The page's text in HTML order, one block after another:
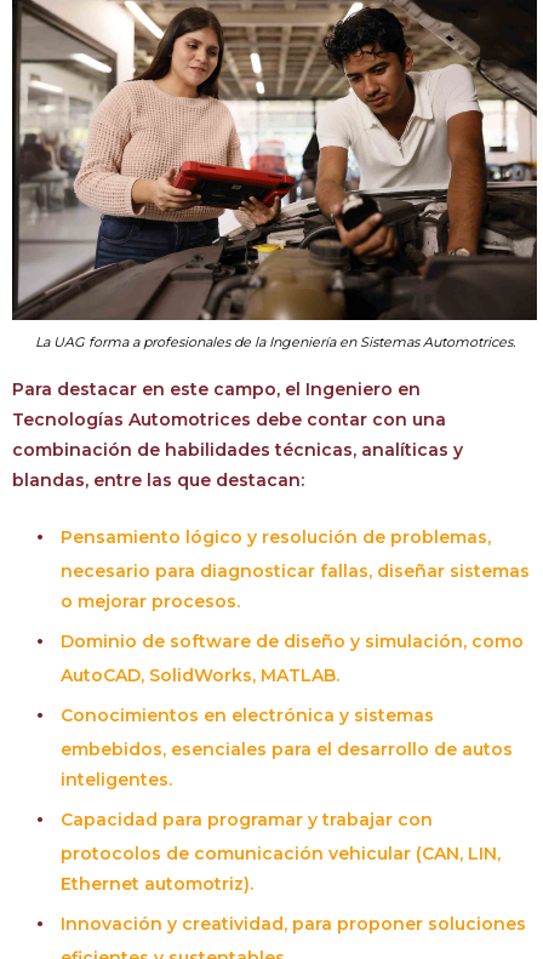
La UAG forma a profesionales de la Ingeniería en Sistemas Automotrices.
Para destacar en este campo, el Ingeniero en
Tecnologías Automotrices debe contar con una
combinación de habilidades técnicas, analíticas y
blandas, entre las que destacan:
Pensamiento lógico y resolución de problemas,
necesario para diagnosticar fallas, diseñar sistemas
o mejorar procesos.
Dominio de software de diseño y simulación, como
AutoCAD, SolidWorks, MATLAB.
Conocimientos en electrónica y sistemas
embebidos, esenciales para el desarrollo de autos
inteligentes.
Capacidad para programar y trabajar con
protocolos de comunicación vehicular (CAN, LIN,
Ethernet automotriz).
Innovación y creatividad, para proponer soluciones